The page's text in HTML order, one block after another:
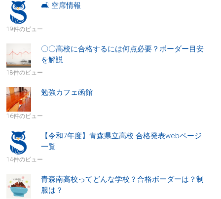
🛋 空席情報
19件のビュー
〇〇高校に合格するには何点必要？ボーダー目安
を解説
18件のビュー
勉強カフェ函館
16件のビュー
【令和7年度】青森県立高校 合格発表webページ
一覧
14件のビュー
青森南高校ってどんな学校？合格ボーダーは？制
服は？